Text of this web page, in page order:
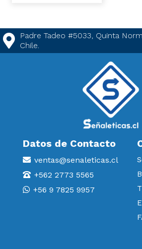
Padre Tadeo #5033, Quinta
Chile.
Datos de Contacto
ventas@senaleticas.cl
+562 2773 5565
+56 9 7825 9957